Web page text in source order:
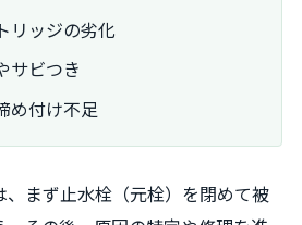
リッジの劣化
サビつき
め付け不足
まず止水栓（元栓）を閉めて被